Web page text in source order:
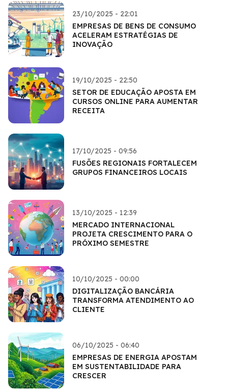
23/10/2025 - 22:01
EMPRESAS DE BENS DE CONSUMO
ACELERAM ESTRATÉGIAS DE
INOVAÇÃO
19/10/2025 - 22:50
SETOR DE EDUCAÇÃO APOSTA EM
CURSOS ONLINE PARA AUMENTAR
RECEITA
17/10/2025 - 09:56
FUSÕES REGIONAIS FORTALECEM
GRUPOS FINANCEIROS LOCAIS
13/10/2025 - 12:39
MERCADO INTERNACIONAL
PROJETA CRESCIMENTO PARA O
PRÓXIMO SEMESTRE
10/10/2025 - 00:00
DIGITALIZAÇÃO BANCÁRIA
TRANSFORMA ATENDIMENTO AO
CLIENTE
06/10/2025 - 06:40
EMPRESAS DE ENERGIA APOSTAM
EM SUSTENTABILIDADE PARA
CRESCER